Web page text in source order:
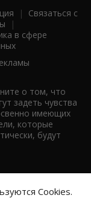
| Связаться с
|
в сфере
о том, что
задеть чувства
имеющих
которые
будут
Cookies.